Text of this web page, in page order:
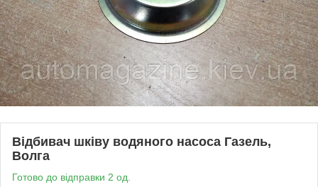
Відбивач шківу водяного насоса Газель,
Волга
Готово до відправки 2 од.